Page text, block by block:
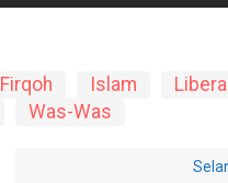
Firqoh Islam
Liberal
Was-Was